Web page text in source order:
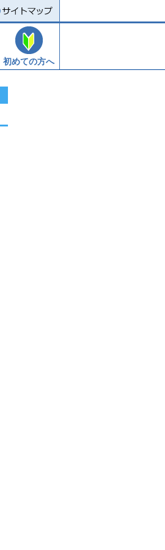
初めての方へ